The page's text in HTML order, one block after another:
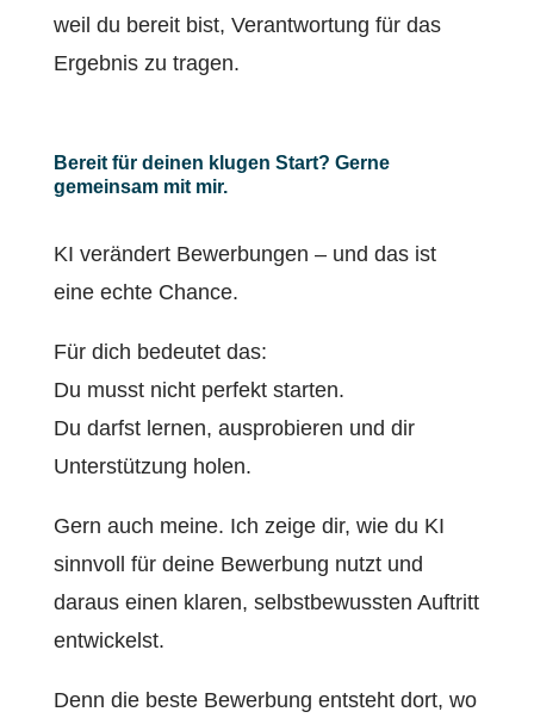
weil du bereit bist, Verantwortung für das
Ergebnis zu tragen.
Bereit für deinen klugen Start? Gerne
gemeinsam mit mir.
KI verändert Bewerbungen – und das ist
eine echte Chance.
Für dich bedeutet das:
Du musst nicht perfekt starten.
Du darfst lernen, ausprobieren und dir
Unterstützung holen.
Gern auch meine. Ich zeige dir, wie du KI
sinnvoll für deine Bewerbung nutzt und
daraus einen klaren, selbstbewussten Auftritt
entwickelst.
Denn die beste Bewerbung entsteht dort, wo